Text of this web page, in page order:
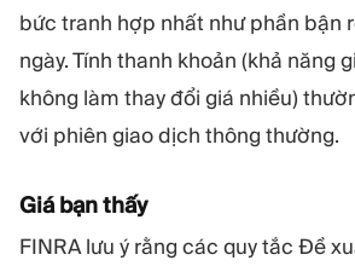
bức tranh hợp nhất như phần bận
ngày. Tính thanh khoản (khả năng
không làm thay đổi giá nhiều)
với phiên giao dịch thông thường.
Giá bạn thấy
FINRA lưu ý rằng các quy tắc Đề